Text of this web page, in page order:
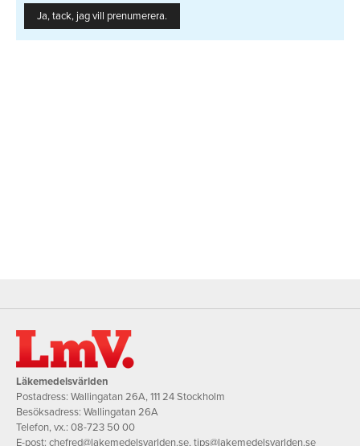
Ja, tack, jag vill prenumerera.
Läkemedelsvärlden
Postadress: Wallingatan 26A, 111 24 Stockholm
Besöksadress: Wallingatan 26A
Telefon, vx.: 08-723 50 00
E-post: chefred@lakemedelsvarlden.se,tips@lakemedelsvarlden.se